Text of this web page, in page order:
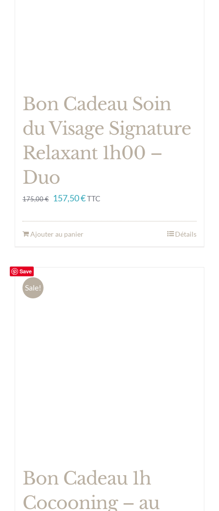
Bon Cadeau Soin
du Visage Signature
Relaxant 1h00 –
Duo
175,00€
Le
157,50€Le
TTC
Ajouter au panier Détails
Save
Sale!
Bon Cadeau 1h
Cocooning – au